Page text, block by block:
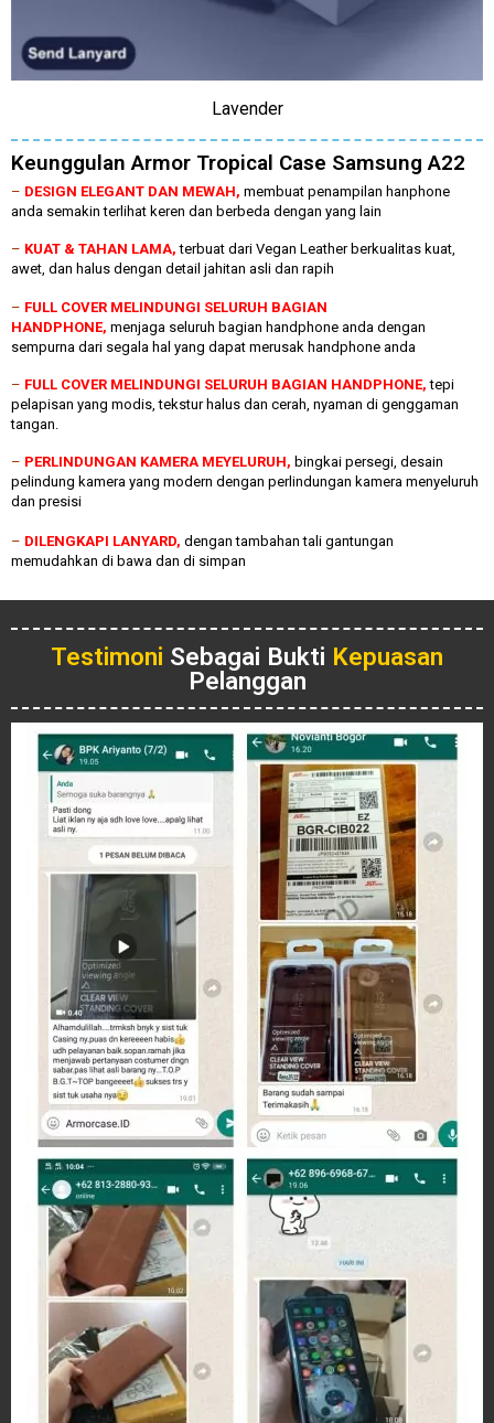
Lavender
Keunggulan Armor Tropical Case Samsung A22
– DESIGN ELEGANT DAN MEWAH, membuat penampilan hanphone
anda semakin terlihat keren dan berbeda dengan yang lain
– KUAT & TAHAN LAMA,terbuat dari Vegan Leather berkualitas kuat,
awet, dan halus dengan detail jahitan asli dan rapih
– FULL COVER MELINDUNGI SELURUH BAGIAN
HANDPHONE, menjaga seluruh bagian handphone anda dengan
sempurna dari segala hal yang dapat merusak handphone anda
– FULL COVER MELINDUNGI SELURUH BAGIAN HANDPHONE,tepi
pelapisan yang modis, tekstur halus dan cerah, nyaman di genggaman
tangan.
– PERLINDUNGAN KAMERA MEYELURUH, bingkai persegi, desain
pelindung kamera yang modern dengan perlindungan kamera menyeluruh
dan presisi
– DILENGKAPI LANYARD, dengan tambahan tali gantungan
memudahkan di bawa dan di simpan
Testimoni Sebagai Bukti Kepuasan
Pelanggan